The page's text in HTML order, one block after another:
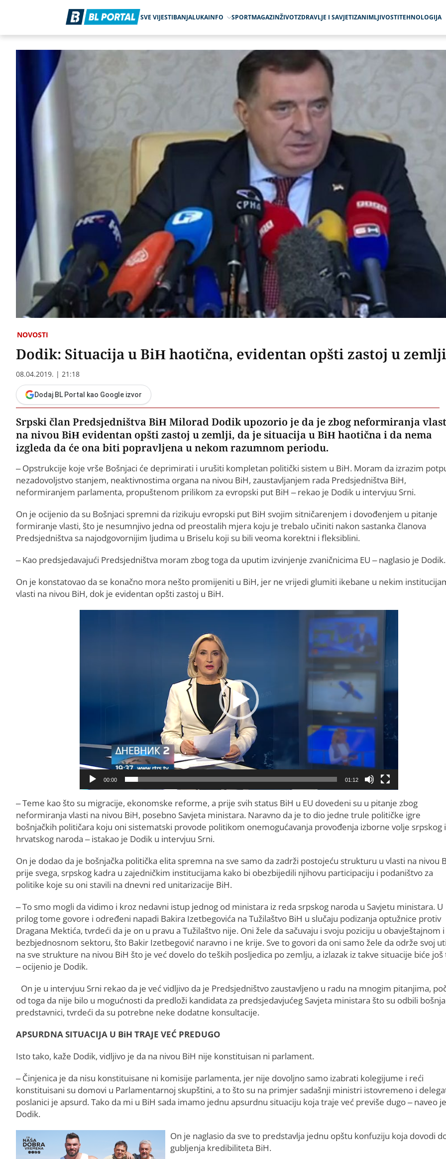
SVE VIJESTIBANJALUKAINFO SPORTMAGAZINŽIVOTZDRAVLJE I SAVJETIZANIMLJIVOSTITEHNOLOGIJA
NOVOSTI
Dodik: Situacija u BiH haotična, evidentan opšti zastoj u zemlji
08.04.2019. | 21:18
Dodaj BL Portal kao Google izvor
Srpski član Predsjedništva BiH Milorad Dodik upozorio je da je zbog neformiranja
na nivou BiH evidentan opšti zastoj u zemlji, da je situacija u BiH haotična i da nema
izgleda da će ona biti popravljena u nekom razumnom periodu.
– Opstrukcije koje vrše Bošnjaci će deprimirati i urušiti kompletan politički sistem u BiH. Moram da izrazim
nezadovoljstvo stanjem, neaktivnostima organa na nivou BiH, zaustavljanjem rada Predsjedništva BiH,
neformiranjem parlamenta, propuštenom prilikom za evropski put BiH – rekao je Dodik u intervjuu Srni.
On je ocijenio da su Bošnjaci spremni da rizikuju evropski put BiH svojim sitničarenjem i dovođenjem u pitanje
formiranje vlasti, što je nesumnjivo jedna od preostalih mjera koju je trebalo učiniti nakon sastanka članova
Predsjedništva sa najodgovornijim ljudima u Briselu koji su bili veoma korektni i fleksiblini.
– Kao predsjedavajući Predsjedništva moram zbog toga da uputim izvinjenje zvaničnicima EU – naglasio je Dodik.
On je konstatovao da se konačno mora nešto promijeniti u BiH, jer ne vrijedi glumiti ikebane u nekim
vlasti na nivou BiH, dok je evidentan opšti zastoj u BiH.
Video
00:00 01:12
– Teme kao što su migracije, ekonomske reforme, a prije svih status BiH u EU dovedeni su u pitanje zbog
neformiranja vlasti na nivou BiH, posebno Savjeta ministara. Naravno da je to dio jedne trule političke igre
bošnjačkih političara koju oni sistematski provode politikom onemogućavanja provođenja izborne volje srpskog i
hrvatskog naroda – istakao je Dodik u intervjuu Srni.
On je dodao da je bošnjačka politička elita spremna na sve samo da zadrži postojeću strukturu u vlasti na nivou
prije svega, srpskog kadra u zajedničkim institucijama kako bi obezbijedili njihovu participaciju i podaništvo za
politike koje su oni stavili na dnevni red unitarizacije BiH.
– To smo mogli da vidimo i kroz nedavni istup jednog od ministara iz reda srpskog naroda u Savjetu ministara. U
prilog tome govore i određeni napadi Bakira Izetbegovića na Tužilaštvo BiH u slučaju podizanja optužnice protiv
Dragana Mektića, tvrdeći da je on u pravu a Tužilaštvo nije. Oni žele da sačuvaju i svoju poziciju u obavještajnom i
bezbjednosnom sektoru, što Bakir Izetbegović naravno i ne krije. Sve to govori da oni samo žele da održe svoj
na sve strukture na nivou BiH što je već dovelo do teških posljedica po zemlju, a izlazak iz takve situacije biće još
– ocijenio je Dodik.
On je u intervjuu Srni rekao da je već vidljivo da je Predsjedništvo zaustavljeno u radu na mnogim pitanjima,
od toga da nije bilo u mogućnosti da predloži kandidata za predsjedavjućeg Savjeta ministara što su odbili
predstavnici, tvrdeći da su potrebne neke dodatne konsultacije.
APSURDNA SITUACIЈA U BiH TRAЈE VEĆ PREDUGO
Isto tako, kaže Dodik, vidljivo je da na nivou BiH nije konstituisan ni parlament.
– Činjenica je da nisu konstituisane ni komisije parlamenta, jer nije dovoljno samo izabrati kolegijume i reći
konstituisani su domovi u Parlamentarnoj skupštini, a to što su na primjer sadašnji ministri istovremeno i
poslanici je apsurd. Tako da mi u BiH sada imamo jednu apsurdnu situaciju koja traje već previše dugo – naveo je
Dodik.
On je naglasio da sve to predstavlja jednu opštu konfuziju koja dovodi
gubljenja kredibiliteta BiH.